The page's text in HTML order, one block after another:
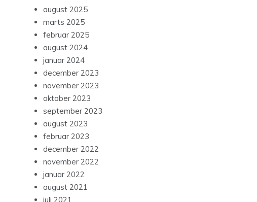
august 2025
marts 2025
februar 2025
august 2024
januar 2024
december 2023
november 2023
oktober 2023
september 2023
august 2023
februar 2023
december 2022
november 2022
januar 2022
august 2021
juli 2021